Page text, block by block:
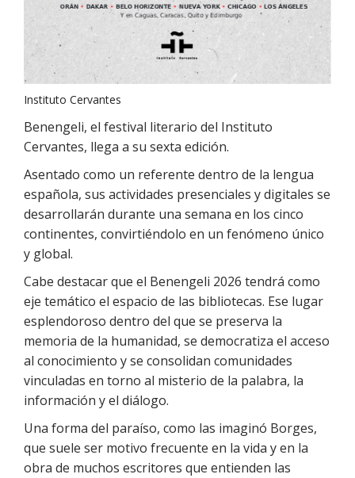
Instituto Cervantes
Benengeli, el festival literario del Instituto
Cervantes, llega a su sexta edición.
Asentado como un referente dentro de la lengua
española, sus actividades presenciales y digitales se
desarrollarán durante una semana en los cinco
continentes, convirtiéndolo en un fenómeno único
y global.
Cabe destacar que el Benengeli 2026 tendrá como
eje temático el espacio de las bibliotecas. Ese lugar
esplendoroso dentro del que se preserva la
memoria de la humanidad, se democratiza el acceso
al conocimiento y se consolidan comunidades
vinculadas en torno al misterio de la palabra, la
información y el diálogo.
Una forma del paraíso, como las imaginó Borges,
que suele ser motivo frecuente en la vida y en la
obra de muchos escritores que entienden las